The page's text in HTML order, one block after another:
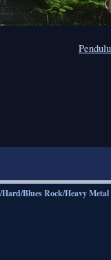
Blues Rock/Heavy Metal